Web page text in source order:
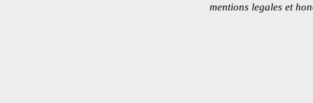
mentions legales et